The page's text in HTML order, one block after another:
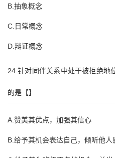
B.抽象概念
C.日常概念
D.辩证概念
24.针对同伴关系中处于被拒绝地
的是【】
A.赞美其优点，加强其信心
B.给予其机会表达自己，倾听他人